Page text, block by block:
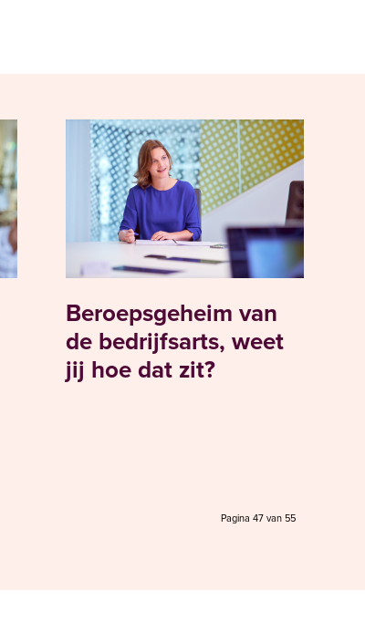
Beroepsgeheim van
de bedrijfsarts, weet
jij hoe dat zit?
Pagina 47 van 55